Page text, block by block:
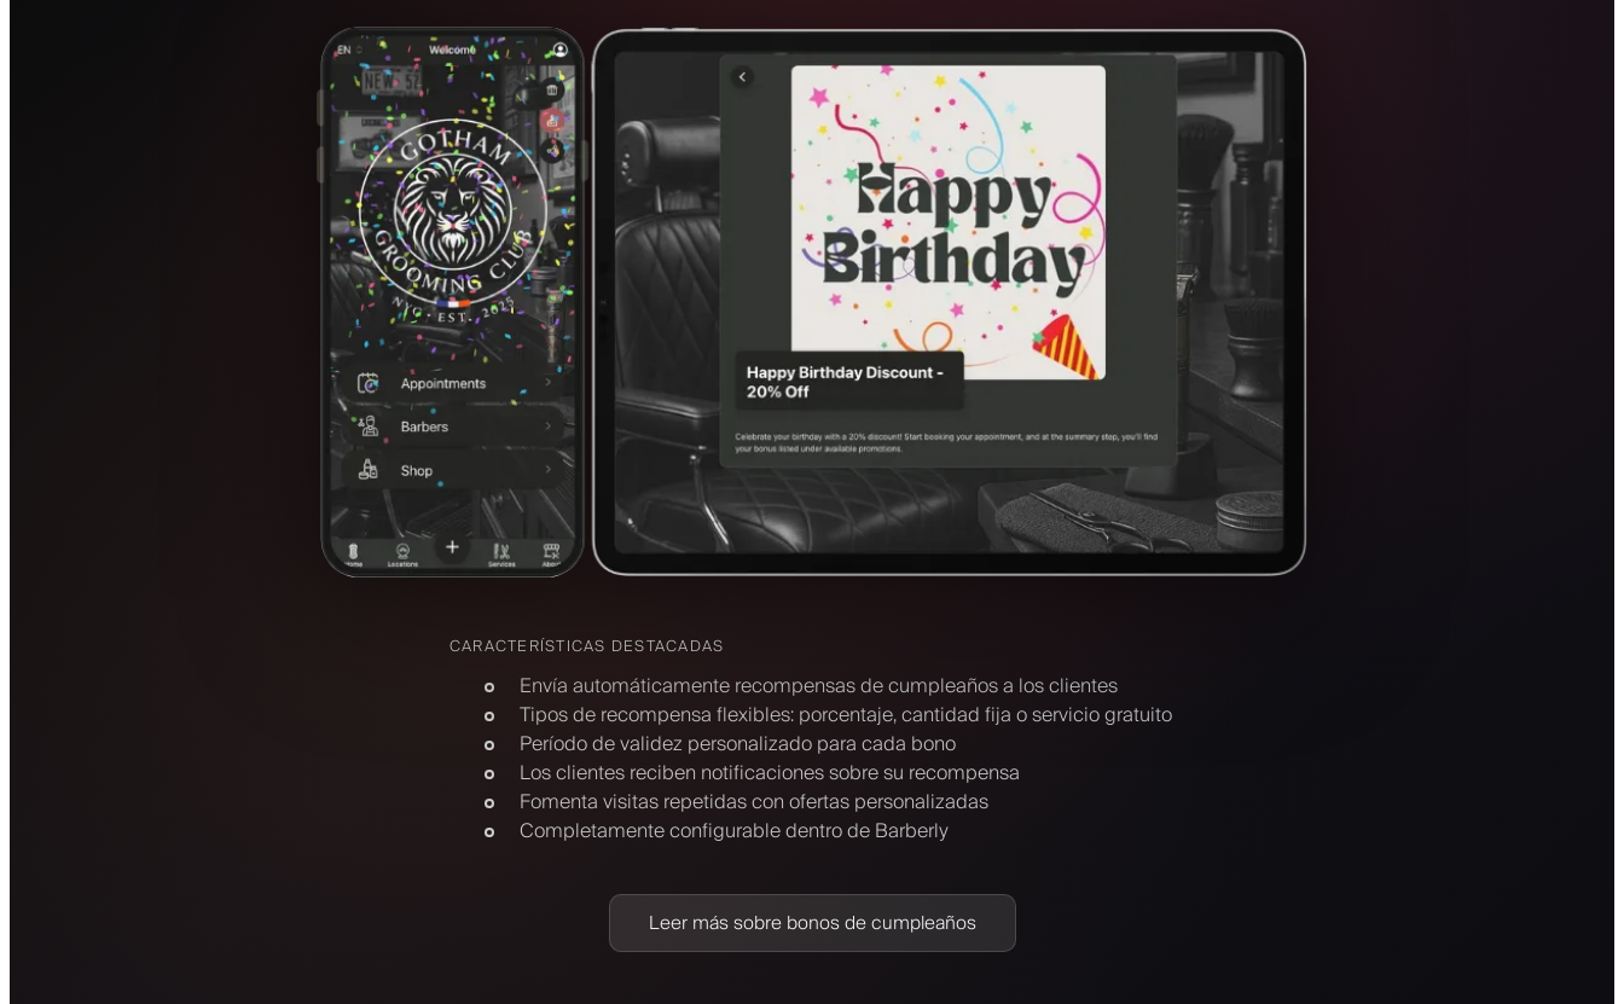
CARACTERÍSTICAS DESTACADAS
Envía automáticamente recompensas de cumpleaños a los clientes
Tipos de recompensa flexibles: porcentaje, cantidad fija o servicio gratuito
Período de validez personalizado para cada bono
Los clientes reciben notificaciones sobre su recompensa
Fomenta visitas repetidas con ofertas personalizadas
Completamente configurable dentro de Barberly
Leer más sobre bonos de cumpleaños